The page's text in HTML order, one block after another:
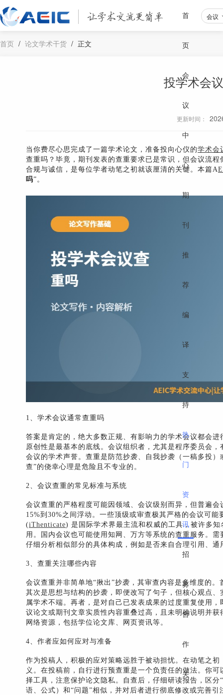
首
页
会
议
中
心
期
刊
推
荐
编
译
支
持
热
门
资
讯
招
募
合
作
关
会议
首页 / 论文学术干货 / 正文
投学术会
更新时间：
当你费尽心思完成了一篇学术论文，准备投向心仪的学术会
查重吗？毕竟，期刊发表的查重要求已是常识，但会议流
合规与诚信，是每位学者动笔之初就该厘清的关键。本篇A
吗”。
1、学术会议通常查重吗
答案是肯定的，绝大多数正规、有影响力的学术会议都会
原创性是最基本的底线。会议组织者，尤其是程序委员会
会议的学术声誉。查重是防范抄袭、自我抄袭（一稿多投
查”的侥幸心理是危险且不专业的。
2、会议查重的常见标准与系统
会议查重的严格程度可能因领域、会议级别而异，但普遍
15%到30%之间浮动。一些顶级或审查极其严格的会议可
(iThenticate) 是国际学术界最主流和权威的工具，被许多
用。国内会议也可能使用知网、万方等系统的查重服务。
仔细分析相似部分的具体构成，例如是否来自合理引用、
3、查重关注哪些内容
会议查重并非简单地“揪出”抄袭，其审查内容是多维度的
其次是思想与结构的抄袭，即便改写了句子，但核心观点
属学术不端。再者，是对自己已发表成果的过度重复使用
议论文或期刊文章实质性内容重叠过高，且未明确说明并
网络资源，包括学位论文库、网页资讯等。
4、作者应如何应对与准备
作为投稿人，积极的应对策略远胜于被动担忧。在动笔之
义。在投稿前，自行进行预查重是一个负责任的做法。你
择工具，注意保护论文隐私。自查后，仔细研读报告，区
语、公式）和“问题”相似，并对后者进行彻底修改或完善